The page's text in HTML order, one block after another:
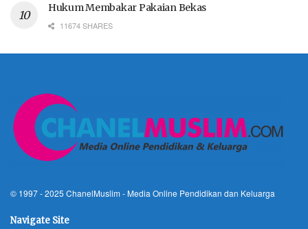
Hukum Membakar Pakaian Bekas
11674 SHARES
© 1997 - 2025 ChanelMuslim - Media Online Pendidikan dan Keluarga
Navigate Site